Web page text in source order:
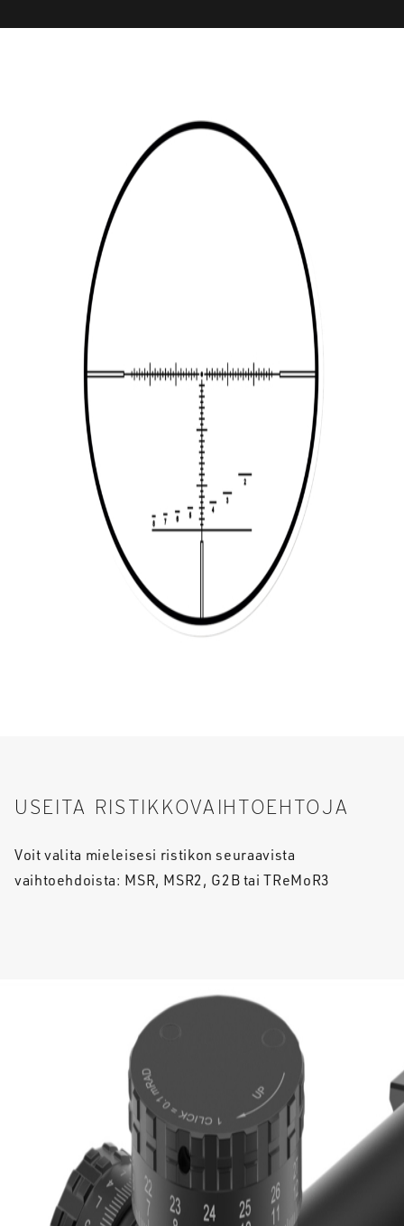
USEITA RISTIKKOVAIHTOEHTOJA
Voit valita mieleisesi ristikon seuraavista
vaihtoehdoista: MSR, MSR2, G2B tai TReMoR3